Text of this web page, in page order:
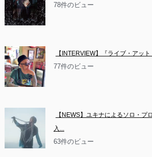
78件のビュー
【INTERVIEW】『ライブ・アッ
77件のビュー
【NEWS】ユキナによるソロ・プ
入...
63件のビュー